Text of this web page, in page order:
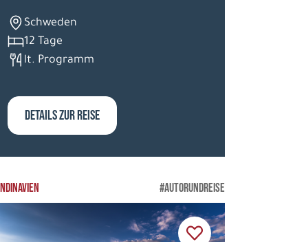
Schweden
12 Tage
lt. Programm
DETAILS ZUR REISE
#AUTORUNDREISE